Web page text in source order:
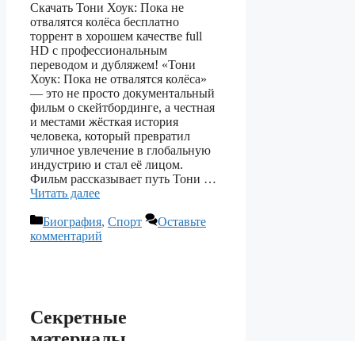
Скачать Тони Хоук: Пока не
отвалятся колёса бесплатно
торрент в хорошем качестве full
HD с профессиональным
переводом и дубляжем! «Тони
Хоук: Пока не отвалятся колёса»
— это не просто документальный
фильм о скейтбординге, а честная
и местами жёсткая история
человека, который превратил
уличное увлечение в глобальную
индустрию и стал её лицом.
Фильм рассказывает путь Тони …
Читать далее
Рубрики
Биография, Спорт
Оставьте
комментарий
Секретные